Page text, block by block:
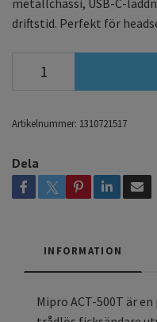
metallchassi, USB-C-
driftstid. Perfekt för
Artikelnummer: 1310721517
Dela
INFORMATION
Mipro ACT-500T är